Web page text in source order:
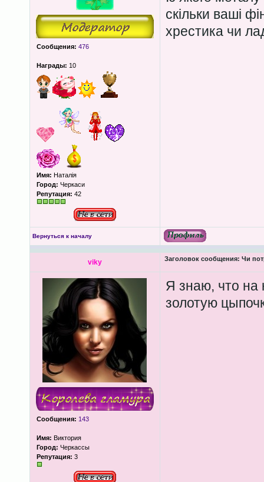
Сообщения: 476
Награды: 10
Имя: Наталія
Город: Черкаси
Репутация: 42
скільки ваші
хрестика чи
Вернуться к началу
viky Заголовок сообщения: Чи
Сообщения: 143
Имя: Виктория
Город: Черкассы
Репутация: 3
Я знаю, что на
золотую